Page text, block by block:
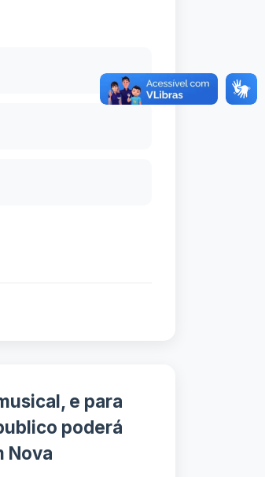
e para
poderá
Nova